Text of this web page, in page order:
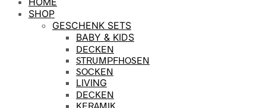
SHOP
GESCHENK SETS
BABY & KIDS
DECKEN
STRUMPFHOSEN
SOCKEN
LIVING
DECKEN
KERAMIK